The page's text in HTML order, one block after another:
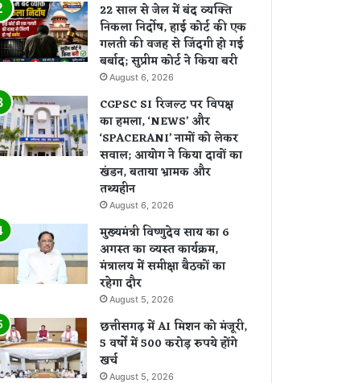
22 साल से जेल में बंद व्यक्ति
निकला निर्दोष, हाई कोर्ट की एक
गलती की वजह से जिंदगी हो गई
बर्बाद; सुप्रीम कोर्ट ने किया बरी
August 6, 2026
CGPSC SI रिजल्ट पर विपक्ष
का हमला, ‘NEWS’ और
‘SPACERANI’ नामों को लेकर
सवाल; आयोग ने किया दावों का
खंडन, बताया भ्रामक और
तथ्यहीन
August 6, 2026
मुख्यमंत्री विष्णुदेव साय का 6
अगस्त का व्यस्त कार्यक्रम,
मंत्रालय में समीक्षा बैठकों का
रहेगा दौर
August 5, 2026
छत्तीसगढ़ में AI मिशन को मंजूरी,
5 वर्षों में 500 करोड़ रुपये होंगे
खर्च
August 5, 2026